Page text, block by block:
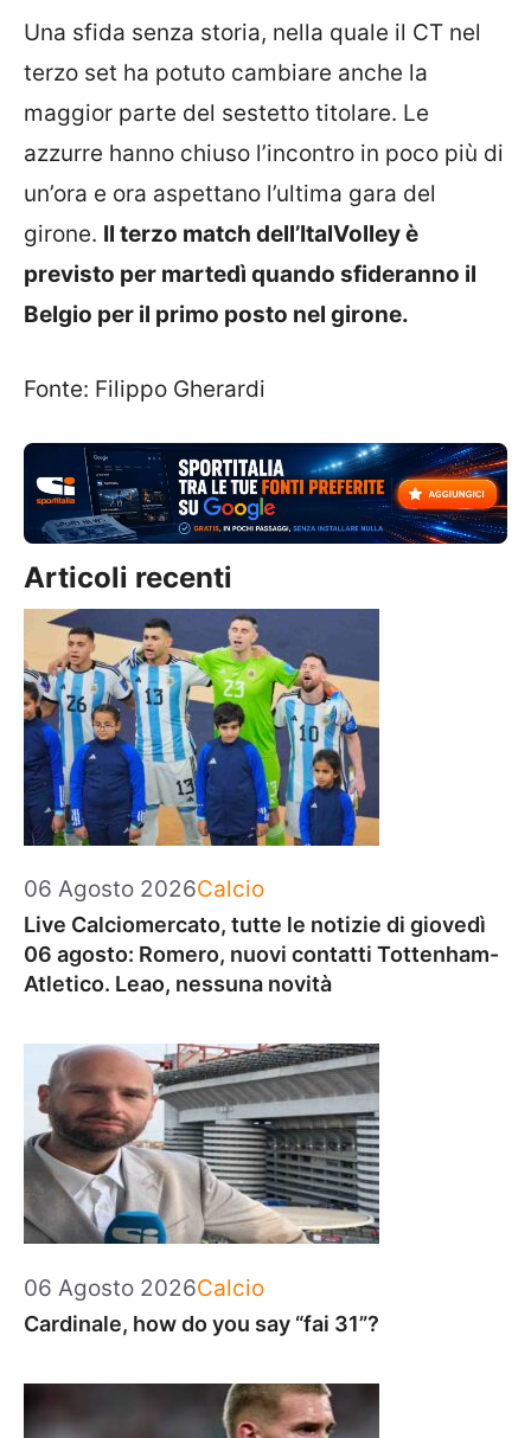
Una sfida senza storia, nella quale il CT nel
terzo set ha potuto cambiare anche la
maggior parte del sestetto titolare. Le
azzurre hanno chiuso l’incontro in poco più di
un’ora e ora aspettano l’ultima gara del
girone. Il terzo match dell’ItalVolley è
previsto per martedì quando sfideranno il
Belgio per il primo posto nel girone.
Fonte: Filippo Gherardi
Articoli recenti
06 Agosto 2026Categorie
Calcio
Live Calciomercato, tutte le notizie di giovedì
06 agosto: Romero, nuovi contatti Tottenham-
Atletico. Leao, nessuna novità
06 Agosto 2026Categorie
Calcio
Cardinale, how do you say “fai 31”?